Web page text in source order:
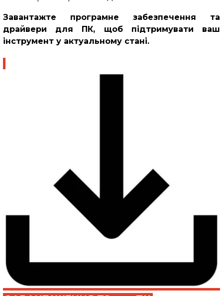
Завантажте програмне забезпечення та
драйвери для ПК, щоб підтримувати ваш
інструмент у актуальному стані.